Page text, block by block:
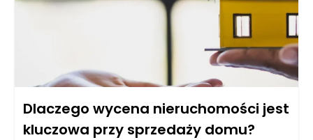
Dlaczego wycena nieruchomości jest
kluczowa przy sprzedaży domu?